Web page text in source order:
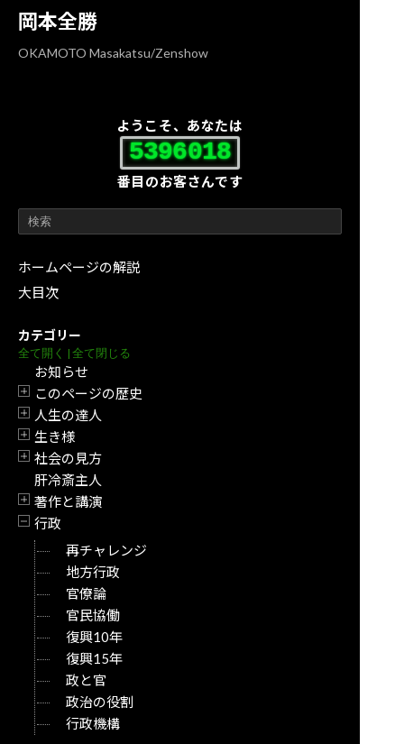
岡本全勝
OKAMOTO Masakatsu/Zenshow
ようこそ、あなたは
5396018
番目のお客さんです
ホームページの解説
大目次
カテゴリー
全て開く | 全て閉じる
お知らせ
開閉
このページの歴史
開閉
人生の達人
開閉
生き様
開閉
社会の見方
肝冷斎主人
開閉
著作と講演
開閉
行政
再チャレンジ
地方行政
官僚論
官民協働
復興10年
復興15年
政と官
政治の役割
行政機構